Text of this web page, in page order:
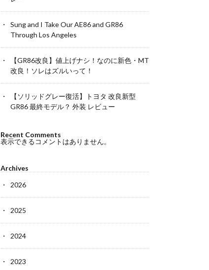
Sung and I Take Our AE86 and GR86
Through Los Angeles
【GR86改良】値上げナシ！なのに新色・MT
改良！ソレはズルいって！
【ソリッドグレー復活】トヨタ 改良新型
GR86 最終モデル？ 外装 レビュー
Recent Comments
表示できるコメントはありません。
Archives
2026
2025
2024
2023